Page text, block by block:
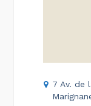
7 Av. de